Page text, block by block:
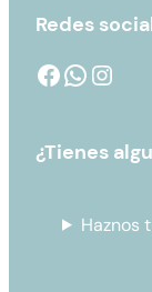
Redes
¿Tienes
Haznos